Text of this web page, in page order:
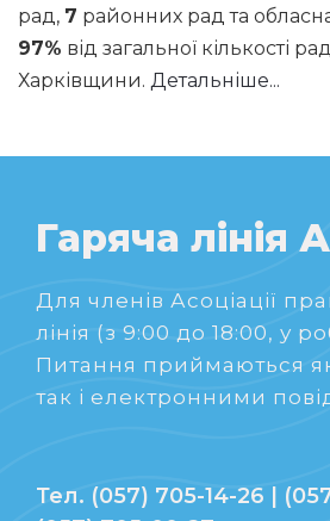
рад, 7 районних рад та
97% від загальної кількості рад
Харківщини. Детальніше...
Гаряча лінія
Для членів Асоціації
лінія (з 9:00 до 18:00, у
Питання приймаються
так і електронними
Тел. (057) 705-14-26 |